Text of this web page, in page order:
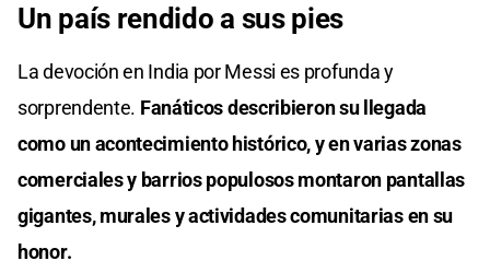
Un país rendido a sus pies
La devoción en India por Messi es profunda y
sorprendente. Fanáticos describieron su llegada
como un acontecimiento histórico, y en varias zonas
comerciales y barrios populosos montaron pantallas
gigantes, murales y actividades comunitarias en su
honor.